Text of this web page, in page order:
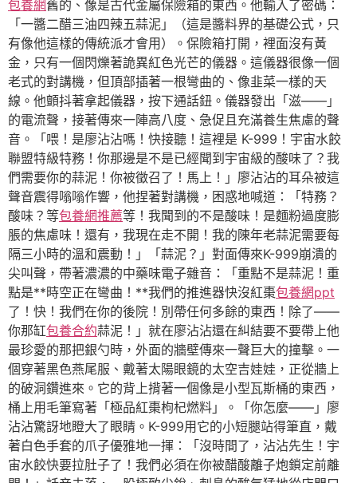
包養網舊的、像是古代金屬保險箱的東西。他輸入了密碼：
「一醬二醋三油四辣五蒜泥」（這是醬料界的基礎公式，只
有像他這樣的傳統派才會用）。保險箱打開，裡面沒有黃
金，只有一個閃爍著詭異紅色光芒的儀器。這儀器很像一個
老式的對講機，但頂部插著一根彎曲的、像韭菜一樣的天
線。他顫抖著拿起儀器，按下通話鈕。儀器發出「滋——」
的電流聲，接著傳來一陣高八度、急促且充滿養生焦慮的聲
音。「喂！是廖沾沾嗎！快接聽！這裡是 K-999！宇宙水餃
聯盟特級特務！你那邊是不是已經聞到宇宙級的酸味了？我
們需要你的蒜泥！你被徵召了！馬上！」廖沾沾的耳朵被這
聲音震得嗡嗡作響，他捏著對講機，困惑地喊道：「特務？
酸味？等包養網推薦等！我聞到的不是酸味！是麵粉過度膨
脹的焦慮味！還有，我現在走不開！我的陳年老蒜泥需要每
隔三小時的溫和震動！」「蒜泥？」對面傳來K-999崩潰的
尖叫聲，帶著濃濃的中藥味電子雜音：「重點不是蒜泥！重
點是**時空正在彎曲！**我們的推進器快沒紅棗包養網ppt
了！快！我們在你的後院！別帶任何多餘的東西！除了——
你那缸包養合約蒜泥！」就在廖沾沾還在糾結要不要帶上他
最珍愛的那把銀勺時，外面的牆壁傳來一聲巨大的撞擊。一
個穿著黑色燕尾服、戴著太陽眼鏡的太空吉娃娃，正從牆上
的破洞鑽進來。它的背上揹著一個像是小型瓦斯桶的東西，
桶上用毛筆寫著「極品紅棗枸杞燃料」。「你怎麼——」廖
沾沾驚訝地瞪大了眼睛。K-999用它的小短腿站得筆直，戴
著白色手套的爪子優雅地一揮：「沒時間了，沾沾先生！宇
宙水餃快要拉肚子了！我們必須在你被醋酸離子炮鎖定前離